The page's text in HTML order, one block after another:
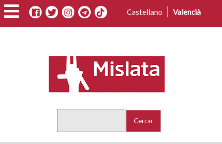
Vés
al
contingut
Castellano Valencià